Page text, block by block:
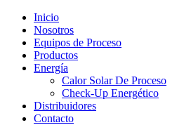
Inicio
Nosotros
Equipos de Proceso
Productos
Energía
Calor Solar De Proceso
Check-Up Energético
Distribuidores
Contacto